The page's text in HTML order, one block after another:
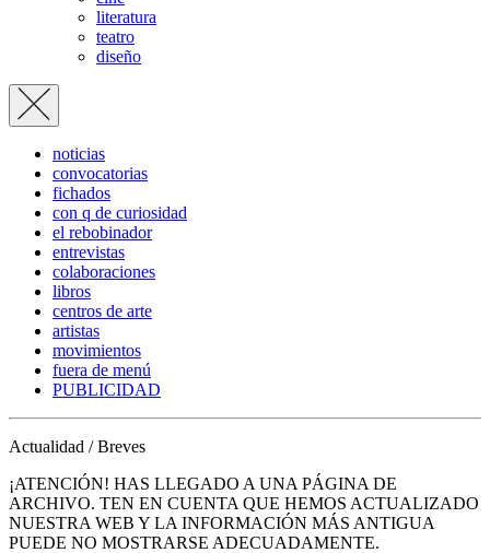
literatura
teatro
diseño
noticias
convocatorias
fichados
con q de curiosidad
el rebobinador
entrevistas
colaboraciones
libros
centros de arte
artistas
movimientos
fuera de menú
PUBLICIDAD
Actualidad / Breves
¡ATENCIÓN! HAS LLEGADO A UNA PÁGINA DE
ARCHIVO. TEN EN CUENTA QUE HEMOS ACTUALIZADO
NUESTRA WEB Y LA INFORMACIÓN MÁS ANTIGUA
PUEDE NO MOSTRARSE ADECUADAMENTE.